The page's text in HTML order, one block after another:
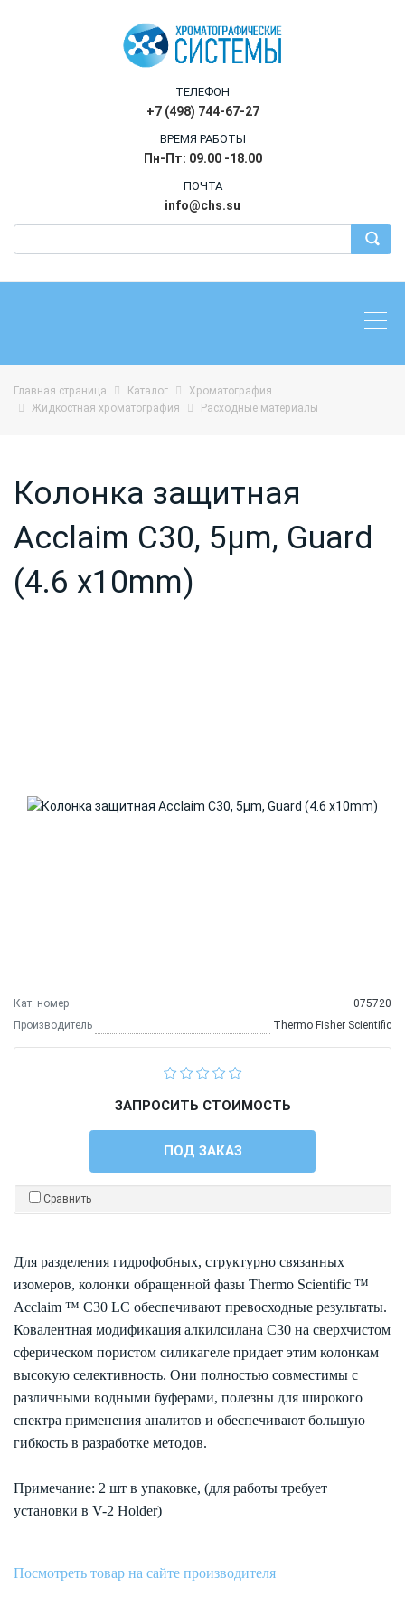
ТЕЛЕФОН
+7 (498) 744-67-27
ВРЕМЯ РАБОТЫ
Пн-Пт: 09.00 -18.00
ПОЧТА
info@chs.su
Главная страница Каталог
Хроматография
Жидкостная хроматография
Расходные материалы
Колонка защитная
Acclaim C30, 5µm, Guard
(4.6 x10mm)
Кат. номер
075720
Производитель
Thermo Fisher Scientific
ЗАПРОСИТЬ СТОИМОСТЬ
ПОД ЗАКАЗ
Сравнить
Для разделения гидрофобных, структурно связанных
изомеров, колонки обращенной фазы Thermo Scientific ™
Acclaim ™ C30 LC обеспечивают превосходные результаты.
Ковалентная модификация алкилсилана С30 на сверхчистом
сферическом пористом силикагеле придает этим колонкам
высокую селективность. Они полностью совместимы с
различными водными буферами, полезны для широкого
спектра применения аналитов и обеспечивают большую
гибкость в разработке методов.
Примечание: 2 шт в упаковке, (для работы требует
установки в V-2 Holder)
Посмотреть товар на сайте производителя